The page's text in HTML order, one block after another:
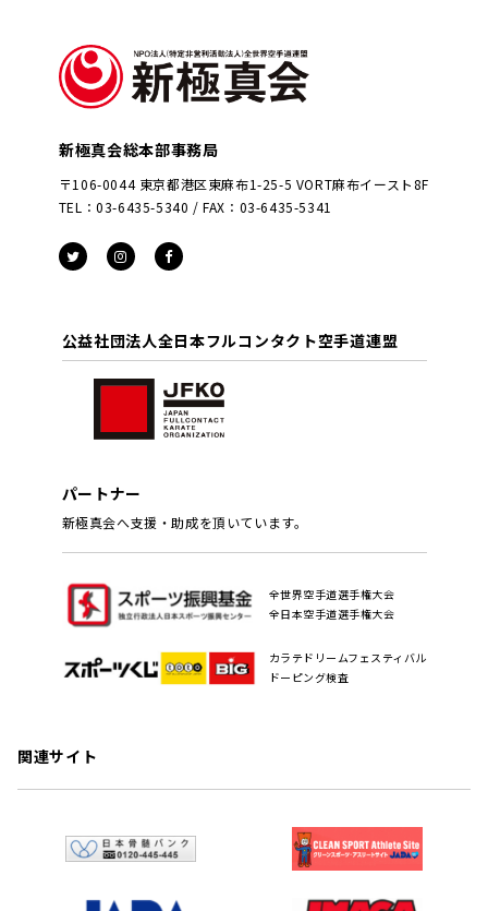
新極真会総本部事務局
〒106-0044 東京都港区東麻布1-25-5 VORT麻布イースト8F
TEL：03-6435-5340 / FAX：03-6435-5341
公益社団法人全日本フルコンタクト空手道連盟
パートナー
新極真会へ支援・助成を頂いています。
全世界空手道選手権大会
全日本空手道選手権大会
カラテドリームフェスティバル
ドーピング検査
関連サイト